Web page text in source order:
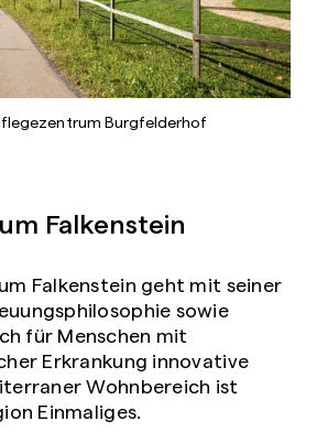
Burgfelderhof
Falkenstein
Falkenstein geht mit seiner
sowie
für Menschen mit
Erkrankung innovative
Wohnbereich ist
Einmaliges.